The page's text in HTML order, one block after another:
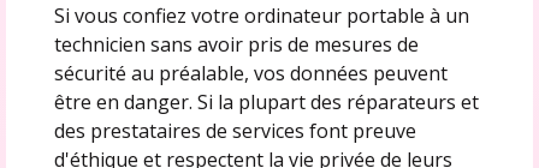
Si vous confiez votre ordinateur portable à un
technicien sans avoir pris de mesures de
sécurité au préalable, vos données peuvent
être en danger. Si la plupart des réparateurs et
des prestataires de services font preuve
d'éthique et respectent la vie privée de leurs